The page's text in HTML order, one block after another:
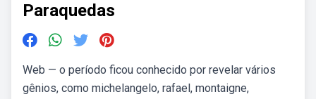
Paraquedas
Web — o período ficou conhecido por revelar vários
gênios, como michelangelo, rafael, montaigne,